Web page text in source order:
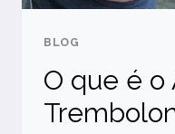
BLOG
O que é